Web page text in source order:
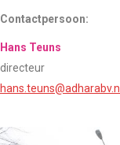
Contactpersoon:
Hans Teuns
directeur
hans.teuns@adharabv.nl